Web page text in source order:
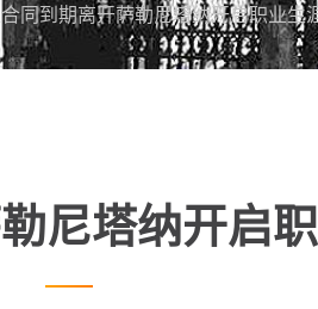
同到期离开萨勒尼塔纳开启职业生
尼塔纳开启